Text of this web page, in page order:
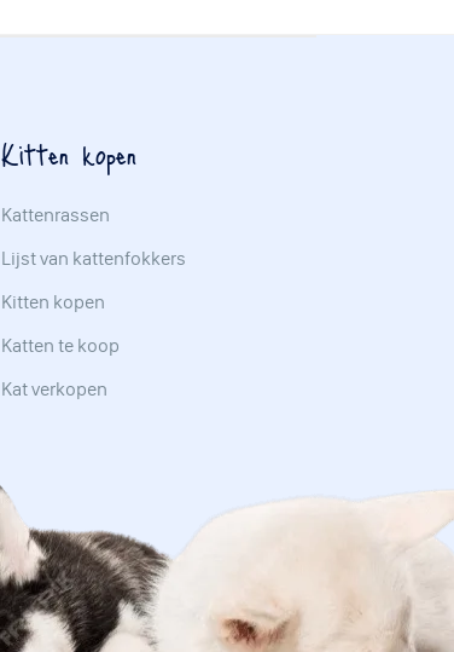
Kitten kopen
Kattenrassen
Lijst van kattenfokkers
Kitten kopen
Katten te koop
Kat verkopen